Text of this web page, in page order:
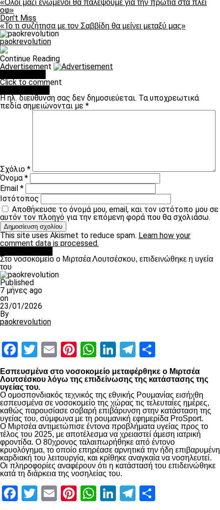
«Ολοι μαζί ενωμένοι θα παλέψουμε για την πρωτιά στα πλέι
οφ»
Don't Miss
«Το τι συζήτησα με τον Σαββίδη θα μείνει μεταξύ μας»
paokrevolution
Continue Reading
Advertisement
Click to comment
Η ηλ. διεύθυνση σας δεν δημοσιεύεται. Τα υποχρεωτικά
πεδία σημειώνονται με *
Σχόλιο *
Όνομα*
Email *
Ιστότοπος
Αποθήκευσε το όνομά μου, email, και τον ιστότοπο μου σε
αυτόν τον πλοηγό για την επόμενη φορά που θα σχολιάσω.
This site uses Akismet to reduce spam. Learn how your
comment data is processed.
Στο νοσοκομείο ο Μιρτσέα Λουτσέσκου, επιδεινώθηκε η υγεία
του
Published
7 μήνες ago
on
23/01/2026
By
paokrevolution
Facebook
Twitter
EmailPinterest
WhatsApp
LinkedIn
Telegram
Εσπευσμένα στο νοσοκομείο μεταφέρθηκε ο Μιρτσέα
Λουτσέσκου λόγω της επιδείνωσης της κατάστασης της
υγείας του.
Ο ομοσπονδιακός τεχνικός της εθνικής Ρουμανίας εισήχθη
εσπευσμένα σε νοσοκομείο της χώρας τις τελευταίες ημέρες,
καθώς παρουσίασε σοβαρή επιβάρυνση στην κατάσταση της
υγείας του, σύμφωνα με τη ρουμανική εφημερίδα ProSport.
Ο Μιρτσέα αντιμετώπισε έντονα προβλήματα υγείας προς το
τέλος του 2025, με αποτέλεσμα να χρειαστεί άμεση ιατρική
φροντίδα. Ο 80χρονος ταλαιπωρήθηκε από έντονο
κρυολόγημα, το οποίο επηρέασε αρνητικά την ήδη επιβαρυμένη
καρδιακή του λειτουργία, και κρίθηκε αναγκαία να νοσηλευτεί.
Οι πληροφορίες αναφέρουν ότι η κατάστασή του επιδεινώθηκε
κατά τη διάρκεια της νοσηλείας του.
Facebook
Twitter
EmailPinterest
WhatsApp
LinkedIn
Telegram